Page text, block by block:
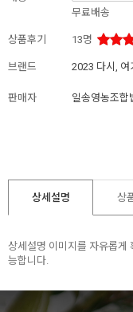
무료배송
상품후기 13명
브랜드 2023 다시, 여
판매자 일송영농조합
상세설명 상
상세설명 이미지를 자유롭게
능합니다.